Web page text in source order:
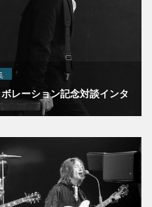
レーション記念対談インタ